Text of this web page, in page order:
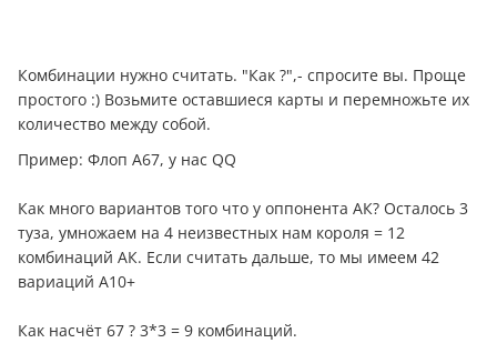
Комбинации нужно считать. "Как ?",- спросите вы. Проще
простого :) Возьмите оставшиеся карты и перемножьте их
количество между собой.
Пример: Флоп А67, у нас QQ
Как много вариантов того что у оппонента АК? Осталось 3
туза, умножаем на 4 неизвестных нам короля = 12
комбинаций АК. Если считать дальше, то мы имеем 42
вариаций А10+
Как насчёт 67 ? 3*3 = 9 комбинаций.